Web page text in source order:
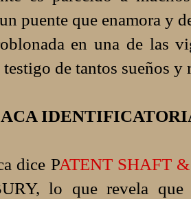
puente que enamora y
en una de las
de tantos sueños y
dice PATENT SHAFT
lo que revela